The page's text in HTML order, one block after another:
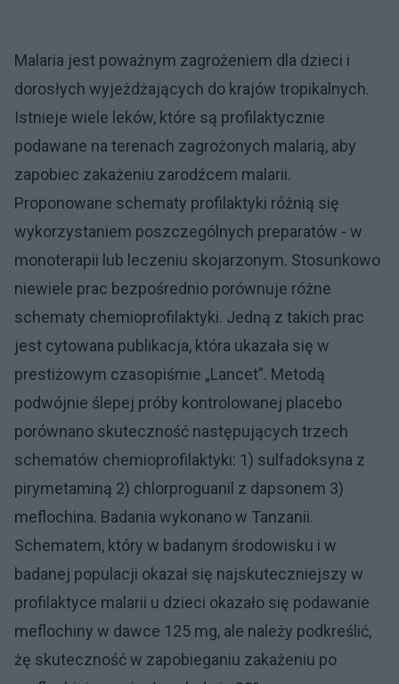
Malaria jest poważnym zagrożeniem dla dzieci i
dorosłych wyjeżdżających do krajów tropikalnych.
Istnieje wiele leków, które są profilaktycznie
podawane na terenach zagrożonych malarią, aby
zapobiec zakażeniu zarodźcem malarii.
Proponowane schematy profilaktyki różnią się
wykorzystaniem poszczególnych preparatów - w
monoterapii lub leczeniu skojarzonym. Stosunkowo
niewiele prac bezpośrednio porównuje różne
schematy chemioprofilaktyki. Jedną z takich prac
jest cytowana publikacja, która ukazała się w
prestiżowym czasopiśmie „Lancet”. Metodą
podwójnie ślepej próby kontrolowanej placebo
porównano skuteczność następujących trzech
schematów chemioprofilaktyki: 1) sulfadoksyna z
pirymetaminą 2) chlorproguanil z dapsonem 3)
meflochina. Badania wykonano w Tanzanii.
Schematem, który w badanym środowisku i w
badanej populacji okazał się najskuteczniejszy w
profilaktyce malarii u dzieci okazało się podawanie
meflochiny w dawce 125 mg, ale należy podkreślić,
żę skuteczność w zapobieganiu zakażeniu po